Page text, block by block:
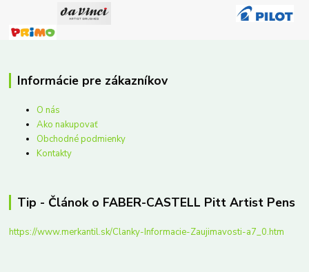
Informácie pre zákazníkov
O nás
Ako nakupovať
Obchodné podmienky
Kontakty
Tip - Článok o FABER-CASTELL Pitt Artist Pens
https://www.merkantil.sk/Clanky-Informacie-Zaujimavosti-a7_0.htm